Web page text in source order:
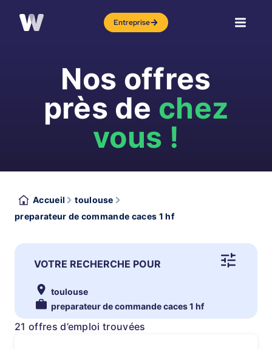
Entreprise
Nos offres
près de chez
vous !
Accueil
toulouse
preparateur de commande caces 1 hf
VOTRE RECHERCHE POUR
toulouse
preparateur de commande caces 1 hf
21 offres d’emploi trouvées